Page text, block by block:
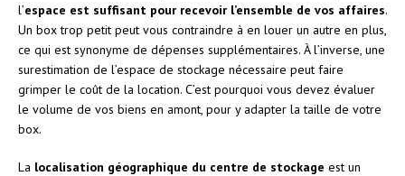
l’espace est suffisant pour recevoir l’ensemble de vos affaires.
Un box trop petit peut vous contraindre à en louer un autre en plus,
ce qui est synonyme de dépenses supplémentaires. À l’inverse, une
surestimation de l’espace de stockage nécessaire peut faire
grimper le coût de la location. C’est pourquoi vous devez évaluer
le volume de vos biens en amont, pour y adapter la taille de votre
box.
La localisation géographique du centre de stockage est un